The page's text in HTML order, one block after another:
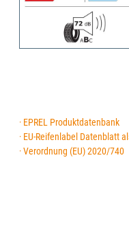
· EPREL Produktdatenbank
· EU-Reifenlabel Datenblatt
· Verordnung (EU) 2020/740